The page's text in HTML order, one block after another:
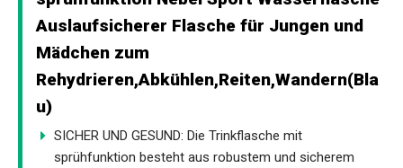
Auslaufsicherer Flasche für Jungen und
Mädchen zum
Rehydrieren,Abkühlen,Reiten,Wandern(Bla
u)
SICHER UND GESUND: Die Trinkflasche mit
sprühfunktion besteht aus robustem und sicherem